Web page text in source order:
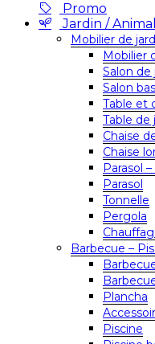
Promo
Jardin /
Mobilier de
Mobilier
Salon de
Salon
Table et
Table de
Chaise
Chaise
Parasol
Parasol
Tonnelle
Pergola
Barbecue –
Plancha
Piscine